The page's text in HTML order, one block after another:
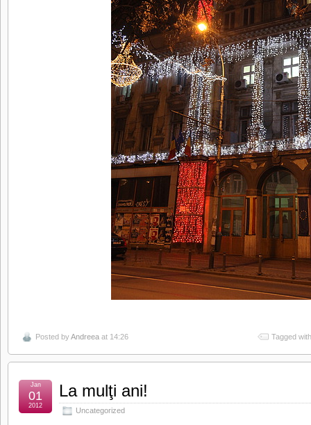
Posted byAndreea at 14:26 Tagged
La mulţi ani!
Uncategorized
Jan
01
2012